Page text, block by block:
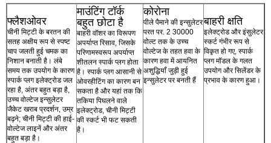
फ्लैशओवर
चीनी मिट्टी के बरतन की
सतह अक्षीय रूप से स्पष्ट
चाप जलती हुई चमक का
निशान बनाती है। लंबे
समय तक उपयोग के कारण
स्पार्क प्लग इलेक्ट्रोड जल
रहा है, अंतर बहुत बड़ा है,
उच्च वोल्टेज इन्सुलेटर
जैकेट खराब प्रदर्शन, उम्र
बढ़ने; चीनी मिट्टी की हाई-
वोल्टेज लाइनें और अंतर
बहुत बड़ा है।
माउंटिंग टॉर्क
बहुत छोटा है
बाहरी वॉशर का विरूपण
अपर्याप्त रिसाव, जिसके
परिणामस्वरूप अपर्याप्त
शीतलन स्पार्क प्लग होता
है। स्पार्क प्लग आसानी से
ओवरहीटिंग का कारण बन
सकता है और यहां तक ​​कि
तकिया पिघलने वाले
इलेक्ट्रोड, चीनी मिट्टी
की स्कर्ट भी फट सकती
है।
कोरोना
पीले पैमाने की इन्सुलेटर
परत पर. 2 30000
वोल्ट तक के उच्च
वोल्टेज के तहत हवा के
कारण हवा में आयनित
अशुद्धियाँ जुड़ी हुई
इन्सुलेटर पर बनती हैं
बाहरी क्षति
इलेक्ट्रोड और इंसुलेटर
स्कर्ट गंभीर रूप से
विकृत हो गए, स्पार्क
प्लग मॉडल के गलत
उपयोग और सिलेंडर के
प्रभाव के कारण हुआ।